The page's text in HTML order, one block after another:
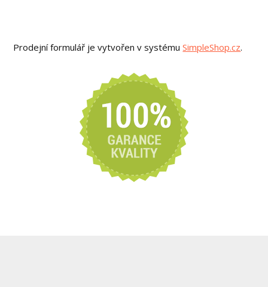
Prodejní formulář je vytvořen v systémuSimpleShop.cz.